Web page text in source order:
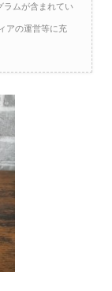
ラムが含まれてい
アの運営等に充